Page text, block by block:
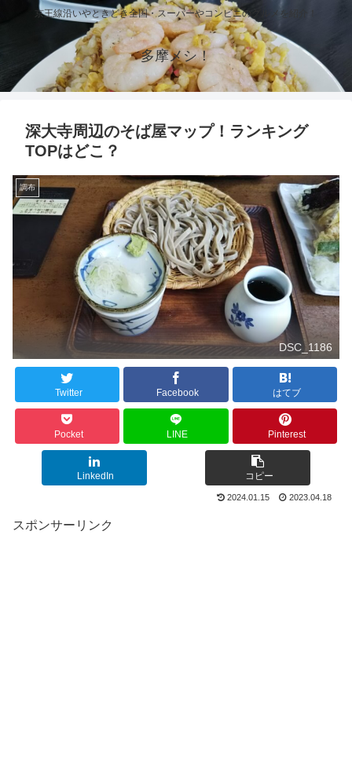
京王線沿いやときどき全国・スーパーやコンビニのグルメを紹介！
多摩メシ！
深大寺周辺のそば屋マップ！ランキング
TOPはどこ？
調布
DSC_1186
Twitter Facebook はてブ
Pocket LINE Pinterest
LinkedIn コピー
2024.01.15 2023.04.18
スポンサーリンク